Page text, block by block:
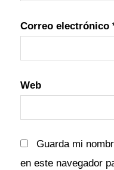
Correo electrónico
Web
Guarda mi
en este navegador